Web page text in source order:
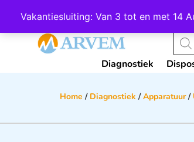
Vakantiesluiting: Van 3 tot en met 14
Wij scoren een 4,8 op
Diagnostiek
Home / Diagnostiek /Apparatuur/